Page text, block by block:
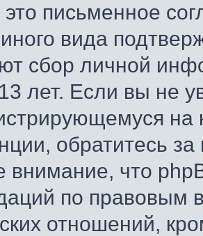
письменное
вида
сбор личной
лет. Если вы не
обратитесь
внимание, что
по правовым
отношений,